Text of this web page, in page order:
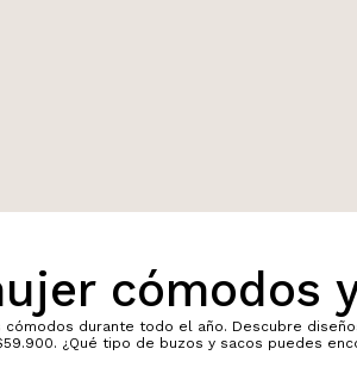
cómodos
durante todo el año. Descubre
¿Qué tipo de buzos y sacos puedes